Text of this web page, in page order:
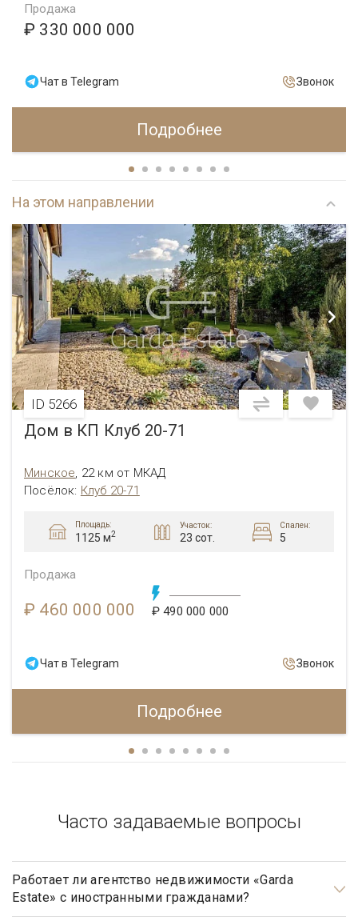
Продажа
₽ 330 000 000
Чат в Telegram Звонок
Подробнее
На этом направлении
ID 5266
Дом в КП Клуб 20-71
Минское, 22 км от МКАД
Посёлок: Клуб 20-71
Площадь:
1125 м2
Участок:
23 сот.
Спален:
5
Продажа
₽ 460 000 000 ₽ 490 000 000
Чат в Telegram Звонок
Подробнее
Часто задаваемые вопросы
Работает ли агентство недвижимости «Garda
Estate» с иностранными гражданами?
Да, наше агентство недвижимости, работает с